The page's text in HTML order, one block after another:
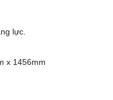
lực.
x 1456mm